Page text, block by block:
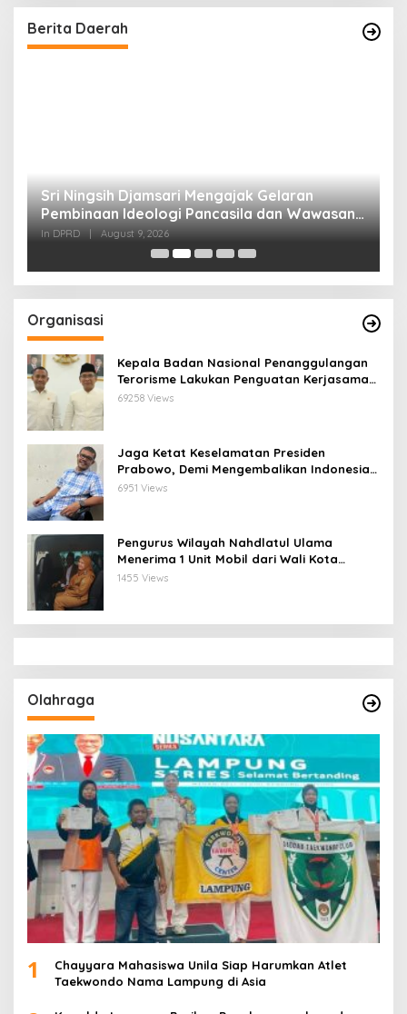
Berita Daerah
Sri Ningsih Djamsari Mengajak Gelaran
Pembinaan Ideologi Pancasila dan Wawasan
Kebangsaan Tidak hanya Ceremony namun
In DPRD | August 9, 2026
Organisasi
Kepala Badan Nasional Penanggulangan
Terorisme Lakukan Penguatan Kerjasama
Ketua Pengurus Besar Nahdlatul Ulama
69258 Views
Jaga Ketat Keselamatan Presiden
Prabowo, Demi Mengembalikan Indonesia
Menjadi Macan Asia
6951 Views
Pengurus Wilayah Nahdlatul Ulama
Menerima 1 Unit Mobil dari Wali Kota
Bandar Lampung
1455 Views
Olahraga
1
Chayyara Mahasiswa Unila Siap Harumkan Atlet
Taekwondo Nama Lampung di Asia